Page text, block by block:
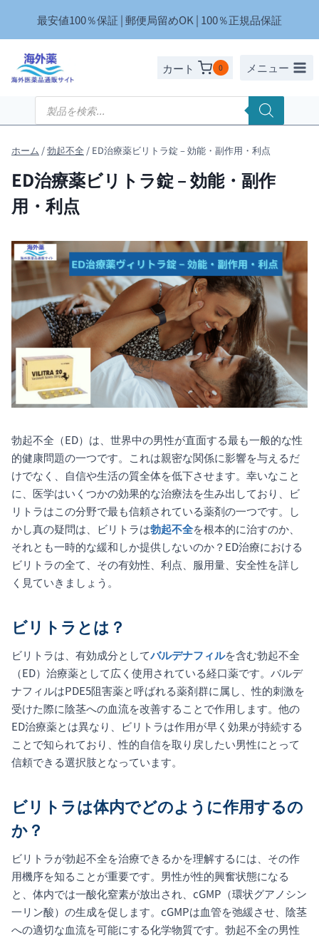
を
最安値100％保証 | 郵便局留めOK | 100％正規品保証
カート 0 メニュー
商
検
ホーム /勃起不全 / ED治療薬ビリトラ錠 – 効能・副作用・利点
ED治療薬ビリトラ錠 – 効能・副作
用・利点
勃起不全（ED）は、世界中の男性が直面する最も一般的な性
的健康問題の一つです。これは親密な関係に影響を与えるだ
けでなく、自信や生活の質全体を低下させます。幸いなこと
に、医学はいくつかの効果的な治療法を生み出しており、ビ
リトラはこの分野で最も信頼されている薬剤の一つです。し
かし真の疑問は、ビリトラは勃起不全を根本的に治すのか、
それとも一時的な緩和しか提供しないのか？ED治療における
ビリトラの全て、その有効性、利点、服用量、安全性を詳し
く見ていきましょう。
ビリトラとは？
ビリトラは、有効成分としてバルデナフィルを含む勃起不全
（ED）治療薬として広く使用されている経口薬です。バルデ
ナフィルはPDE5阻害薬と呼ばれる薬剤群に属し、性的刺激を
受けた際に陰茎への血流を改善することで作用します。他の
ED治療薬とは異なり、ビリトラは作用が早く効果が持続する
ことで知られており、性的自信を取り戻したい男性にとって
信頼できる選択肢となっています。
ビリトラは体内でどのように作用するの
か？
ビリトラが勃起不全を治療できるかを理解するには、その作
用機序を知ることが重要です。男性が性的興奮状態になる
と、体内では一酸化窒素が放出され、cGMP（環状グアノシン
一リン酸）の生成を促します。cGMPは血管を弛緩させ、陰茎
への適切な血流を可能にする化学物質です。勃起不全の男性